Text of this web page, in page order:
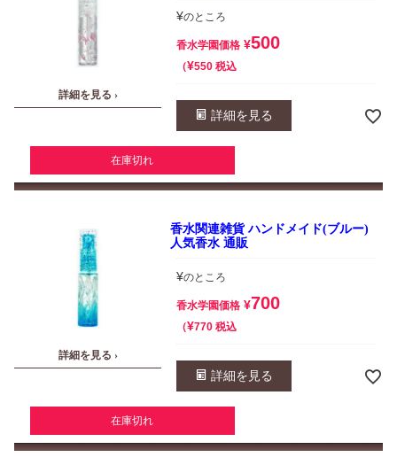
詳細を見る ›
¥のところ
香水学園価格 ¥500
¥550 税込
詳細を見る
在庫切れ
詳細を見る ›
香水関連雑貨 ハンドメイド(ブルー)
人気香水 通販
¥のところ
香水学園価格 ¥700
¥770 税込
詳細を見る
在庫切れ